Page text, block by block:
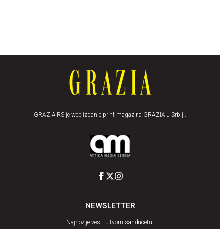
GRAZIA.RS je web izdanje print magazina GRAZIA u Srbiji.
NEWSLETTER
Najnovije vesti u tvom sanducetu!